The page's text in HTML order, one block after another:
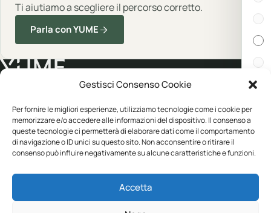
Gestisci Consenso Cookie
Per fornire le migliori esperienze, utilizziamo tecnologie come i cookie per
memorizzare e/o accedere alle informazioni del dispositivo. Il consenso a
queste tecnologie ci permetterà di elaborare dati come il comportamento
di navigazione o ID unici su questo sito. Non acconsentire o ritirare il
consenso può influire negativamente su alcune caratteristiche e funzioni.
Accetta
Ti aiutiamo a scegliere il percorso corretto.
Parla con YUME
Abbigliamento professionale, neutro o
personalizzato.
CATALOGO YUME
Personalizzazione